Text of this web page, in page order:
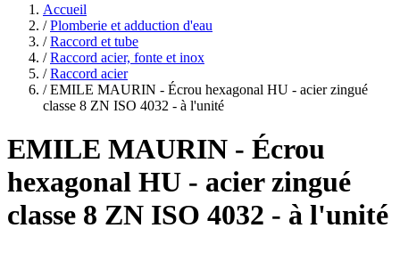
Accueil
/ Plomberie et adduction d'eau
/ Raccord et tube
/ Raccord acier, fonte et inox
/ Raccord acier
/ EMILE MAURIN - Écrou hexagonal HU - acier zingué
classe 8 ZN ISO 4032 - à l'unité
EMILE MAURIN - Écrou
hexagonal HU - acier zingué
classe 8 ZN ISO 4032 - à l'unité